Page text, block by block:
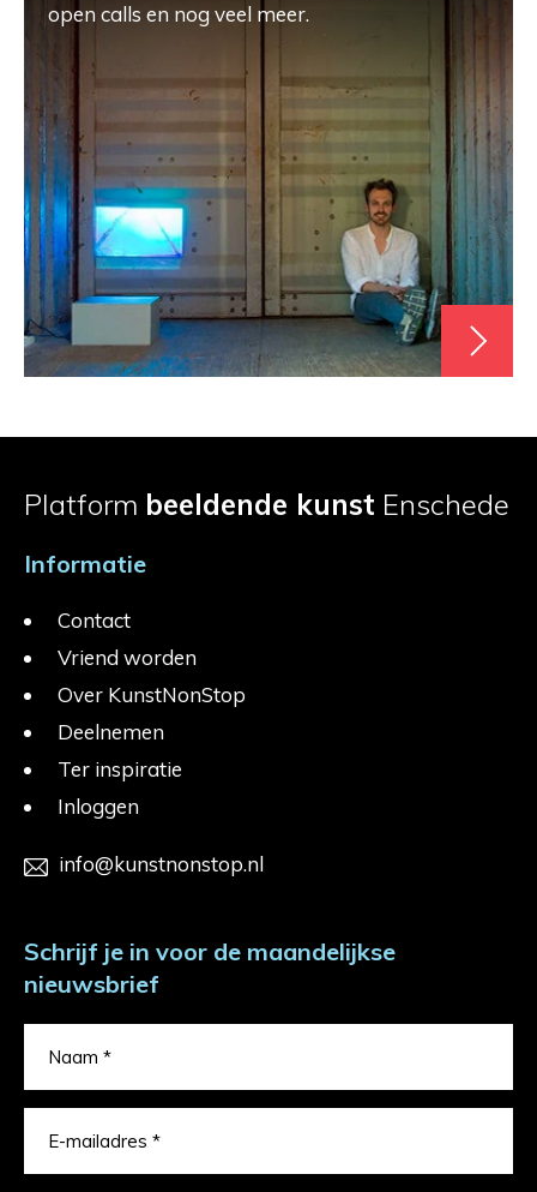
open calls en nog veel meer.
Platform beeldende kunst Enschede
Informatie
Contact
Vriend worden
Over KunstNonStop
Deelnemen
Ter inspiratie
Inloggen
info@kunstnonstop.nl
Schrijf je in voor de maandelijkse
nieuwsbrief